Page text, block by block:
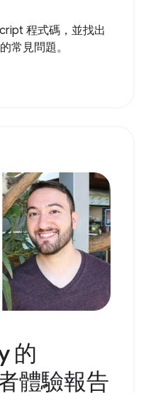
程式碼，並找出
常見問題。
的
體驗報告